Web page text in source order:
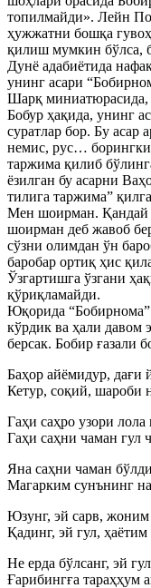
топилмайди». Лейн
ҳужжатни бошқа
қилиш мумкин бўлса,
Дунё адабиётида
унинг асари
Шарқ миниатюрасида,
Бобур ҳақида, унинг
суратлар бор. Бу асар
немис, рус…
таржима қилиб
ёзилган бу асарни
тилига таржима”
Мен шоирман. Қандай
шоирман деб жавоб
сўзни олимдан ўн
баробар ортиқ ҳис
Ўзгартишга ўзгани
қўриқламайди.
Юқорида “Бобирнома”
кўрдик ва ҳали давом
берсак. Бобир ғазали
Баҳор айёмидур, дағи
Кетур, соқий, шароби
Гаҳи саҳро узори
Гаҳи саҳни чаман гул
Яна саҳни чаман
Магарким сунънинг
Юзунг, эй сарв, жоним
Қадинг, эй гул,
Не ерда бўлсанг, эй
Ғарибингға тараҳҳум